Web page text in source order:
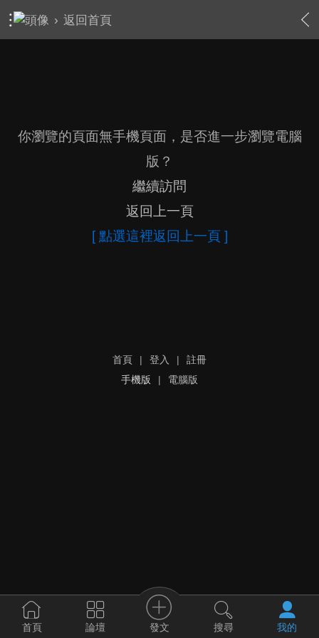
› 返回首頁
你瀏覽的頁面無手機頁面，是否進一步瀏覽電腦
版？
繼續訪問
返回上一頁
[ 點選這裡返回上一頁 ]
首頁 | 登入 |
註冊
手機版
| 電腦版
首頁 論壇 發文 搜尋 我的